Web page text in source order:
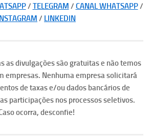
/ TELEGRAM / CANAL WHATSAPP/
/ LINKEDIN
as divulgações são gratuitas e não temos
empresas. Nenhuma empresa solicitará
de taxas e/ou dados bancários de
participações nos processos seletivos.
ocorra, desconfie!